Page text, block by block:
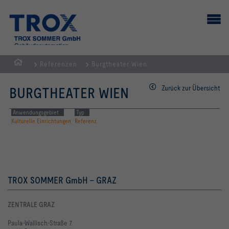
Home
Referenzen Burgtheater Wien
BURGTHEATER WIEN Zurück zur Übersicht
Anwendungsgebiet
Kulturelle Einrichtungen
Typ
Referenz
TROX SOMMER GmbH - GRAZ
ZENTRALE GRAZ
Paula-Wallisch-Straße 7